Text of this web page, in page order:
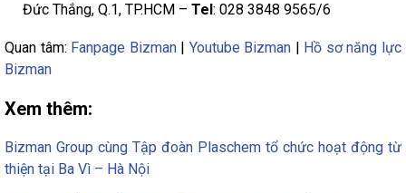
Đức Thắng, Q.1, TP.HCM – Tel: 028 3848 9565/6
Quan tâm: Fanpage Bizman| Youtube Bizman | Hồ sơ năng lực
Bizman
Xem thêm:
Bizman Group cùng Tập đoàn Plaschem tổ chức hoạt động từ
thiện tại Ba Vì – Hà Nội